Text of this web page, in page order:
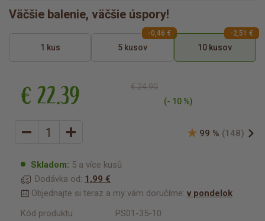
Väčšie balenie, väčšie úspory!
1 kus 5 kusov
-0,46 €
10 kusov
-2,51 €
99 % (148)
(- 10 %)
€ 24.90
€ 22.39
Skladom: 5 a více kusů
Dodávka od: 1,99 €
Objednajte si teraz a my vám doručíme: v pondelok
Kód produktu
PS01-35-10